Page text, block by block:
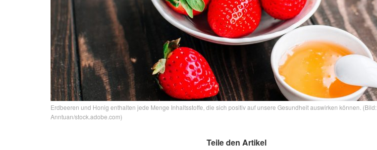
Erdbeeren und Honig enthalten jede Menge Inhaltsstoffe, die sich positiv auf unsere Gesundheit auswirken können. (Bild:
Anntuan/stock.adobe.com)
Teile den Artikel